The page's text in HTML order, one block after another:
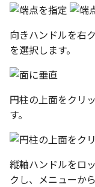
向きハンドルを右
を選択します。
円柱の上面をクリ
す。
縦軸ハンドルをロ
クし、メニューか